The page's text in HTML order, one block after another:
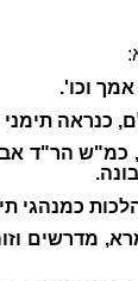
וכו'.
כנראה
כמ"ש הר"ד
כמנהגי
מדרשים